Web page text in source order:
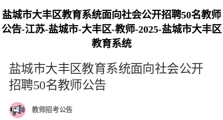
盐城市大丰区教育系统面向社会公开招聘50名教师
公告-江苏-盐城市-大丰区-教师-2025-盐城市大丰区
教育系统
盐城市大丰区教育系统面向社会公开
招聘50名教师公告
教师招考公告